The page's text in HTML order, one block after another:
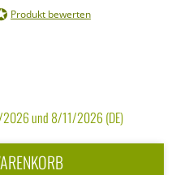
Produkt bewerten
2026 und 8/11/2026 (DE)